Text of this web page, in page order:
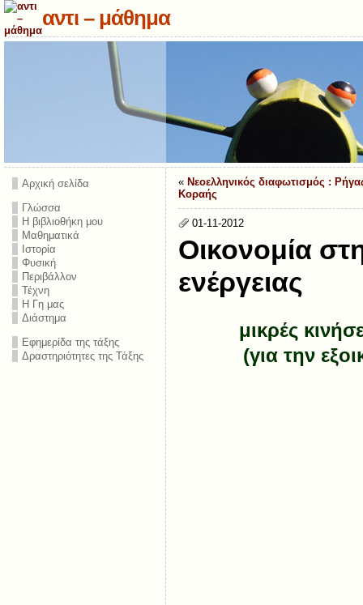
αντι – μάθημα
Αρχική σελίδα
Γλώσσα
Η βιβλιοθήκη μου
Μαθηματικά
Ιστορία
Φυσική
Περιβάλλον
Τέχνη
Η Γη μας
Διάστημα
Εφημερίδα της τάξης
Δραστηριότητες της Τάξης
« Νεοελληνικός διαφωτισμός :
Κοραής
01-11-2012
Οικονομία
ενέργειας
μικρές
(για την